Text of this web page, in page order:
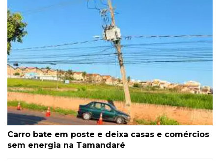
Carro bate em poste e deixa casas e comércios
sem energia na Tamandaré